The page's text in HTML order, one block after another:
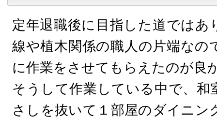
定年退職後に目指した道ではあ
線や植木関係の職人の片端なの
に作業をさせてもらえたのが良
そうして作業している中で、和
さしを抜いて１部屋のダイニン